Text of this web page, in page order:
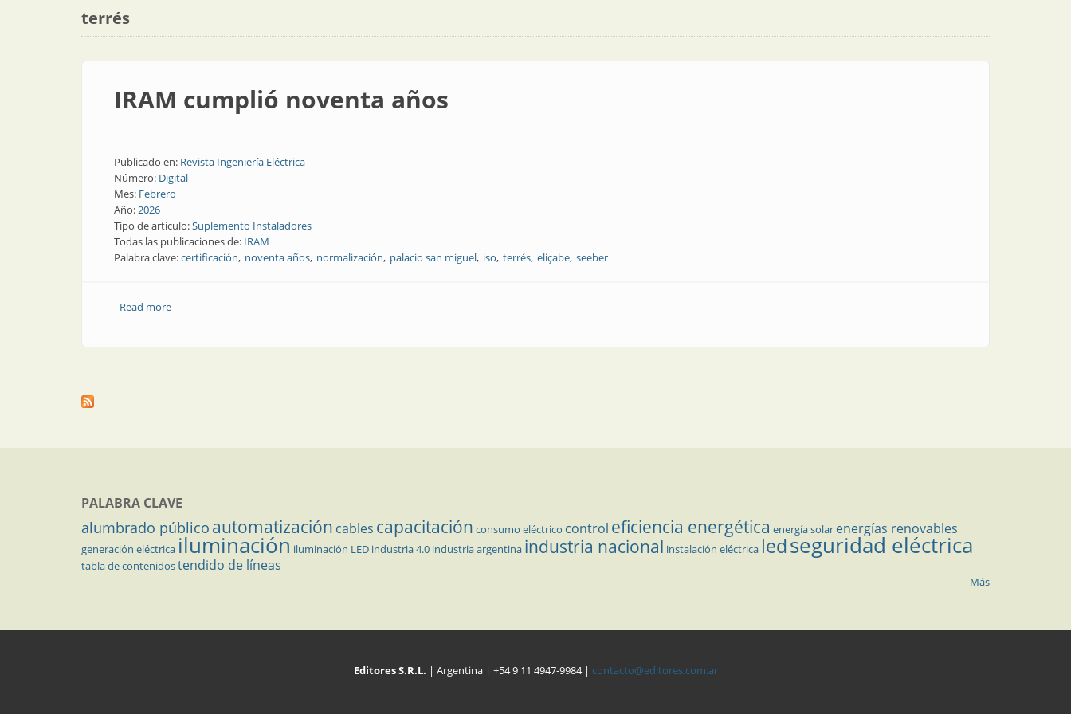
terrés
IRAM cumplió noventa años
Publicado en: Revista Ingeniería Eléctrica
Número: Digital
Mes: Febrero
Año:2026
Tipo de artículo:Suplemento Instaladores
Todas las publicaciones de: IRAM
Palabra clave:certificación noventa años normalización palacio san miguel iso terrés eliçabe seeber
Read moreabout IRAM cumplió noventa años
PALABRA CLAVE
alumbrado público automatización cables capacitación consumo eléctrico control eficiencia energética energía solar energías renovables
generación eléctrica iluminación iluminación LED industria 4.0 industria argentina industria nacional instalación eléctrica ledseguridad eléctrica
tabla de contenidostendido de líneas
Más
Editores S.R.L. | Argentina | +54 9 11 4947-9984 | contacto@editores.com.ar